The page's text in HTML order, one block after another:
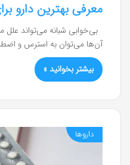
معرفی بهترین دارو
بی‌خوابی شبانه می‌تواند علل
آن‌ها می‌توان به استرس و
بیشتر بخوانید »
داروها